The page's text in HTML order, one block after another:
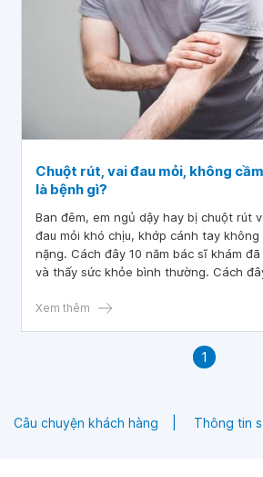
Chuột rút, vai đau mỏi, không
là bệnh gì?
Ban đêm, em ngủ dậy hay bị chuột rút
đau mỏi khó chịu, khớp cánh tay không
nặng. Cách đây 10 năm bác sĩ khám
và thấy sức khỏe bình thường. Cách
Vậy bác sĩ cho em hỏi chuột rút, vai đau
máu không thưa bác sĩ? Em cảm ơn
thiếu canxi trong máu không thưa bác
Xem thêm
1
Câu chuyện khách hàng Thông tin